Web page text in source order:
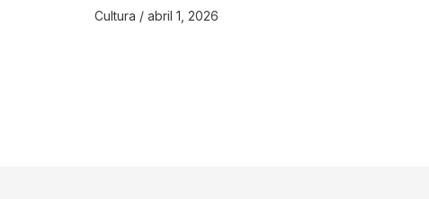
Cultura / abril 1, 2026